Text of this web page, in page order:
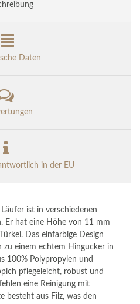
Daten
in der EU
ist in verschiedenen
Er hat eine Höhe von 11 mm
Das einfarbige Design
einem echtem Hingucker in
100% Polypropylen und
pflegeleicht, robust und
eine Reinigung mit
besteht aus Filz, was den